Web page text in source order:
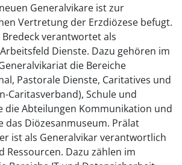
Generalvikare ist zur
Vertretung der Erzdiözese befugt.
verantwortet als
Dienste. Dazu gehören im
die Bereiche
Pastorale Dienste, Caritatives und
Caritasverband), Schule und
die Abteilungen Kommunikation und
das Diözesanmuseum. Prälat
ist als Generalvikar verantwortlich
Ressourcen. Dazu zählen im